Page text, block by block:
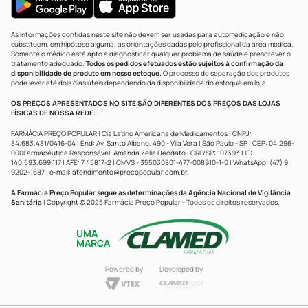
As informações contidas neste site não devem ser usadas para automedicação e não
substituem, em hipótese alguma, as orientações dadas pelo profissional da área médica.
Somente o médico está apto a diagnosticar qualquer problema de saúde e prescrever o
tratamento adequado. Todos os pedidos efetuados estão sujeitos à confirmação da
disponibilidade de produto em nosso estoque.O processo de separação dos produtos
pode levar até dois dias úteis dependendo da disponibilidade do estoque em loja.
OS PREÇOS APRESENTADOS NO SITE SÃO DIFERENTES DOS PREÇOS DAS LOJAS
FÍSICAS DE NOSSA REDE.
FARMÁCIA PREÇO POPULAR | Cia Latino Americana de Medicamentos | CNPJ:
84.683.481/0416-04 | End: Av. Santo Albano, 490 - Vila Vera | São Paulo - SP | CEP: 04.296-
000Farmacêutica Responsável: Amanda Zelia Deodato | CRF/SP: 107393 | IE:
140.593.699.117 | AFE: 7.45817-2 | CMVS - 355030801-477-008910-1-0 | WhatsApp: (47) 9
9202-1687 | e-mail: atendimento@precopopular.com.br.
A Farmácia Preço Popular segue as determinações da Agência Nacional de Vigilância
Sanitária | Copyright © 2025 Farmácia Preço Popular - Todos os direitos reservados.
UMA
MARCA
Powered by Developed by